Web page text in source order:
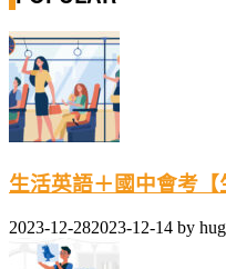
生活英語＋國中會考
2023-12-282023-12-14 by